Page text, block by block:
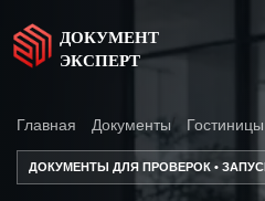
ДОКУМЕНТ
ЭКСПЕРТ
Главная Документы Гостиницы
ДОКУМЕНТЫ ДЛЯ ПРОВЕРОК •